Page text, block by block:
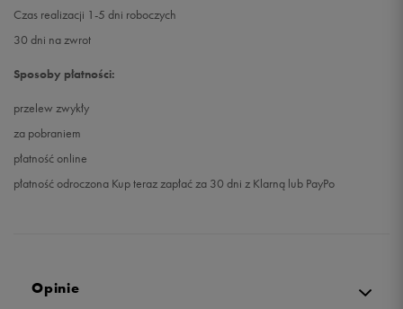
Czas realizacji 1-5 dni roboczych
30 dni na zwrot
Sposoby płatności:
przelew zwykły
za pobraniem
płatność online
płatność odroczona Kup teraz zapłać za 30 dni z Klarną lub PayPo
Opinie